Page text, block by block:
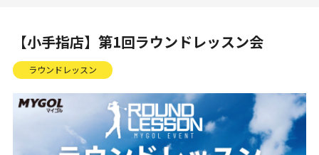
【小手指店】第1回ラウンドレッスン会
ラウンドレッスン